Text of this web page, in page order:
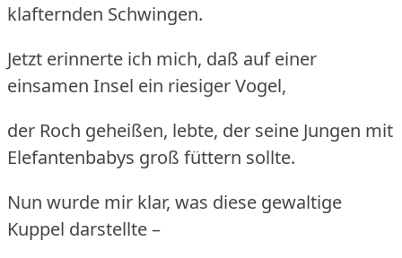
klafternden Schwingen.
Jetzt erinnerte ich mich, daß auf einer
einsamen Insel ein riesiger Vogel,
der Roch geheißen, lebte, der seine Jungen mit
Elefantenbabys groß füttern sollte.
Nun wurde mir klar, was diese gewaltige
Kuppel darstellte –